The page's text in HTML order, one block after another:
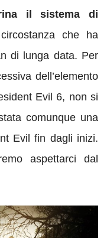
il sistema di
che ha
di lunga data. Per
dell’elemento
Evil 6, non si
comunque una
Evil fin dagli inizi.
aspettarci dal